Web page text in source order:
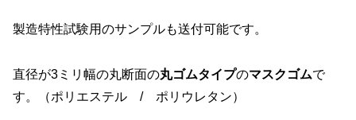
製造特性試験用のサンプルも送付可能です。
直径が3ミリ幅の丸断面の丸ゴムタイプのマスクゴムで
す。（ポリエステル / ポリウレタン）